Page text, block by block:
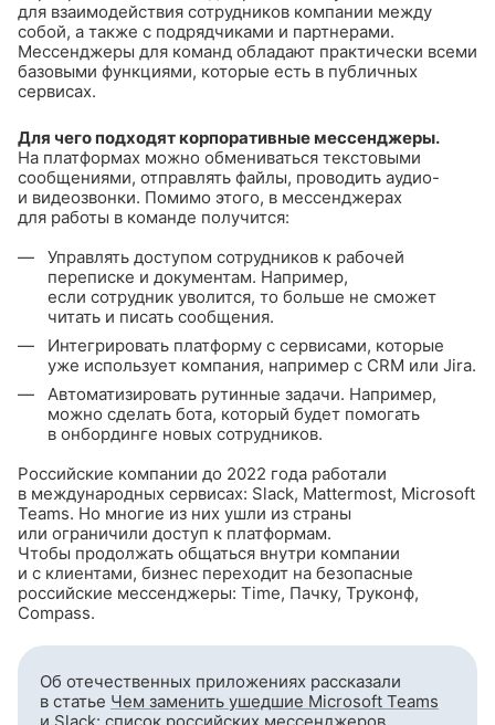
для взаимодействия сотрудников компании между
собой, а также с подрядчиками и партнерами.
Мессенджеры для команд обладают практически всеми
базовыми функциями, которые есть в публичных
сервисах.
Для чего подходят корпоративные мессенджеры.
На платформах можно обмениваться текстовыми
сообщениями, отправлять файлы, проводить аудио-
и видеозвонки. Помимо этого, в мессенджерах
для работы в команде получится:
Управлять доступом сотрудников к рабочей
переписке и документам. Например,
если сотрудник уволится, то больше не сможет
читать и писать сообщения.
Интегрировать платформу с сервисами, которые
уже использует компания, например с CRM или Jira.
Автоматизировать рутинные задачи. Например,
можно сделать бота, который будет помогать
в онбординге новых сотрудников.
Российские компании до 2022 года работали
в международных сервисах: Slack, Mattermost, Microsoft
Teams. Но многие из них ушли из страны
или ограничили доступ к платформам.
Чтобы продолжать общаться внутри компании
и с клиентами, бизнес переходит на безопасные
российские мессенджеры: Time, Пачку, Труконф,
Compass.
Об отечественных приложениях рассказали
в статье Чем заменить ушедшие Microsoft Teams